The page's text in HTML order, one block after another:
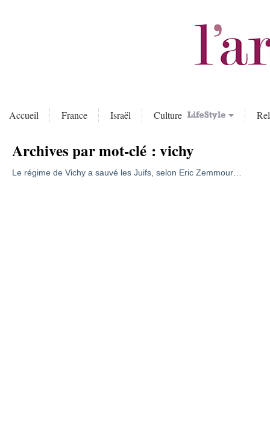
Accueil France Israël Culture
Archives par mot-clé :vichy
Le régime de Vichy a sauvé les Juifs, selon Eric Zemmour…